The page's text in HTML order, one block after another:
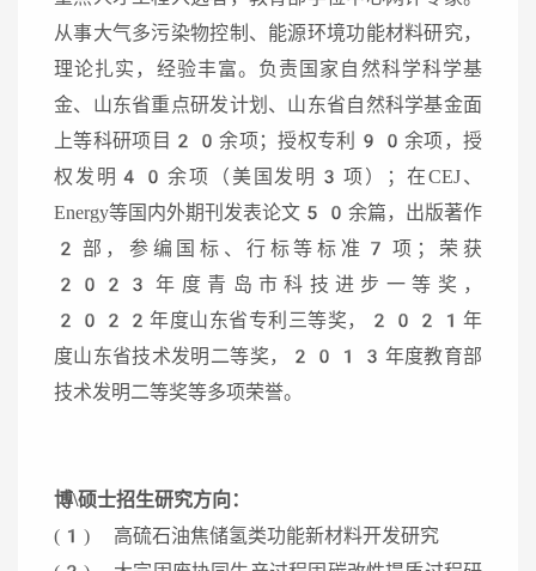
从事大气多污染物控制、能源环境功能材料研究，
理论扎实，经验丰富。负责国家自然科学科学基
金、山东省重点研发计划、山东省自然科学基金面
上等科研项目20余项；授权专利90余项，授
权发明40余项（美国发明3项）；在CEJ、
Energy等国内外期刊发表论文50余篇，出版著作
2部，参编国标、行标等标准7项；荣获
2023年度青岛市科技进步一等奖，
2022年度山东省专利三等奖，2021年
度山东省技术发明二等奖，2013年度教育部
技术发明二等奖等多项荣誉。
博\硕士招生研究方向：
(1) 高硫石油焦储氢类功能新材料开发研究